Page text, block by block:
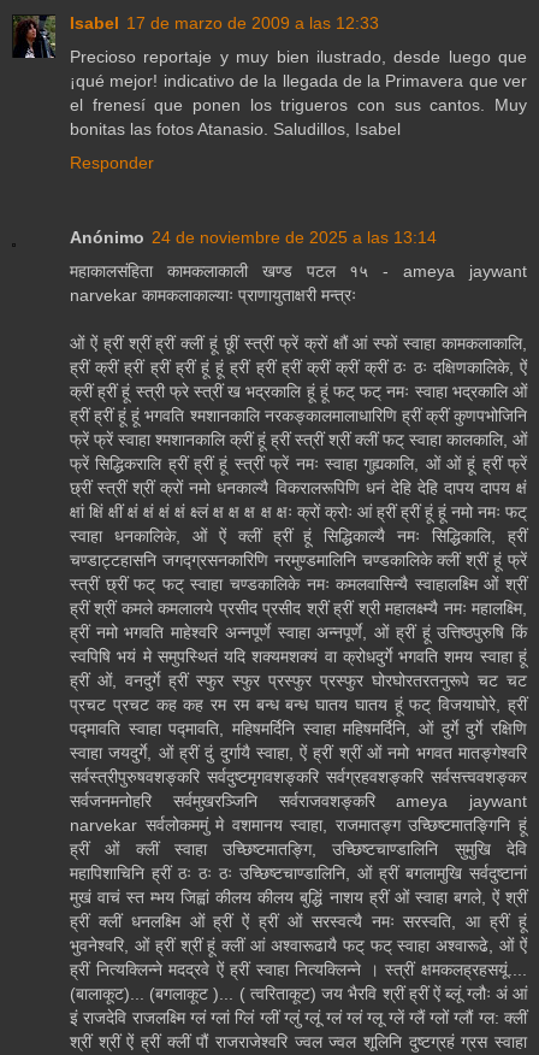
Isabel 17 de marzo de 2009 a las 12:33
Precioso reportaje y muy bien ilustrado, desde luego que
¡qué mejor! indicativo de la llegada de la Primavera que ver
el frenesí que ponen los trigueros con sus cantos. Muy
bonitas las fotos Atanasio. Saludillos, Isabel
Responder
Anónimo 24 de noviembre de 2025 a las 13:14
महाकालसंहिता कामकलाकाली खण्ड पटल १५ - ameya jaywant
narvekar कामकलाकाल्याः प्राणायुताक्षरी मन्त्रः
ओं ऐं ह्रीं श्रीं ह्रीं क्लीं हूं छूीं स्त्रीं फ्रें क्रों क्षौं आं स्फों स्वाहा कामकलाकालि,
ह्रीं क्रीं ह्रीं ह्रीं ह्रीं हूं हूं ह्रीं ह्रीं ह्रीं क्रीं क्रीं क्रीं ठः ठः दक्षिणकालिके, ऐं
क्रीं ह्रीं हूं स्त्री फ्रे स्त्रीं ख भद्रकालि हूं हूं फट् फट् नमः स्वाहा भद्रकालि ओं
ह्रीं ह्रीं हूं हूं भगवति श्मशानकालि नरकङ्कालमालाधारिणि ह्रीं क्रीं कुणपभोजिनि
फ्रें फ्रें स्वाहा श्मशानकालि क्रीं हूं ह्रीं स्त्रीं श्रीं क्लीं फट् स्वाहा कालकालि, ओं
फ्रें सिद्धिकरालि ह्रीं ह्रीं हूं स्त्रीं फ्रें नमः स्वाहा गुह्यकालि, ओं ओं हूं ह्रीं फ्रें
छ्रीं स्त्रीं श्रीं क्रों नमो धनकाल्यै विकरालरूपिणि धनं देहि देहि दापय दापय क्षं
क्षां क्षिं क्षीं क्षं क्षं क्षं क्षं क्ष्लं क्ष क्ष क्ष क्ष क्षः क्रों क्रोः आं ह्रीं ह्रीं हूं हूं नमो नमः फट्
स्वाहा धनकालिके, ओं ऐं क्लीं ह्रीं हूं सिद्धिकाल्यै नमः सिद्धिकालि, ह्रीं
चण्डाट्टहासनि जगद्ग्रसनकारिणि नरमुण्डमालिनि चण्डकालिके क्लीं श्रीं हूं फ्रें
स्त्रीं छ्रीं फट् फट् स्वाहा चण्डकालिके नमः कमलवासिन्यै स्वाहालक्ष्मि ओं श्रीं
ह्रीं श्रीं कमले कमलालये प्रसीद प्रसीद श्रीं ह्रीं श्री महालक्ष्म्यै नमः महालक्ष्मि,
ह्रीं नमो भगवति माहेश्वरि अन्नपूर्णे स्वाहा अन्नपूर्णे, ओं ह्रीं हूं उत्तिष्ठपुरुषि किं
स्वपिषि भयं मे समुपस्थितं यदि शक्यमशक्यं वा क्रोधदुर्गे भगवति शमय स्वाहा हूं
ह्रीं ओं, वनदुर्गे ह्रीं स्फुर स्फुर प्रस्फुर प्रस्फुर घोरघोरतरतनुरूपे चट चट
प्रचट प्रचट कह कह रम रम बन्ध बन्ध घातय घातय हूं फट् विजयाघोरे, ह्रीं
पद्मावति स्वाहा पद्मावति, महिषमर्दिनि स्वाहा महिषमर्दिनि, ओं दुर्गे दुर्गे रक्षिणि
स्वाहा जयदुर्गे, ओं ह्रीं दुं दुर्गायै स्वाहा, ऐं ह्रीं श्रीं ओं नमो भगवत मातङ्गेश्वरि
सर्वस्त्रीपुरुषवशङ्करि सर्वदुष्टमृगवशङ्करि सर्वग्रहवशङ्करि सर्वसत्त्ववशङ्कर
सर्वजनमनोहरि सर्वमुखरञ्जिनि सर्वराजवशङ्करि ameya jaywant
narvekar सर्वलोकममुं मे वशमानय स्वाहा, राजमातङ्ग उच्छिष्टमातङ्गिनि हूं
ह्रीं ओं क्लीं स्वाहा उच्छिष्टमातङ्गि, उच्छिष्टचाण्डालिनि सुमुखि देवि
महापिशाचिनि ह्रीं ठः ठः ठः उच्छिष्टचाण्डालिनि, ओं ह्रीं बगलामुखि सर्वदुष्टानां
मुखं वाचं स्त म्भय जिह्वां कीलय कीलय बुद्धिं नाशय ह्रीं ओं स्वाहा बगले, ऐं श्रीं
ह्रीं क्लीं धनलक्ष्मि ओं ह्रीं ऐं ह्रीं ओं सरस्वत्यै नमः सरस्वति, आ ह्रीं हूं
भुवनेश्वरि, ओं ह्रीं श्रीं हूं क्लीं आं अश्वारूढायै फट् फट् स्वाहा अश्वारूढे, ओं ऐं
ह्रीं नित्यक्लिन्ने मदद्रवे ऐं ह्रीं स्वाहा नित्यक्लिन्ने । स्त्रीं क्षमकलह्रहसयूं....
(बालाकूट)... (बगलाकूट )... ( त्वरिताकूट) जय भैरवि श्रीं ह्रीं ऐं ब्लूं ग्लौः अं आं
इं राजदेवि राजलक्ष्मि ग्लं ग्लां ग्लिं ग्लीं ग्लुं ग्लूं ग्लं ग्लं ग्लू ग्लें ग्लैं ग्लों ग्लौं ग्ल: क्लीं
श्रीं श्रीं ऐं ह्रीं क्लीं पौं राजराजेश्वरि ज्वल ज्वल शूलिनि दुष्टग्रहं ग्रस स्वाहा